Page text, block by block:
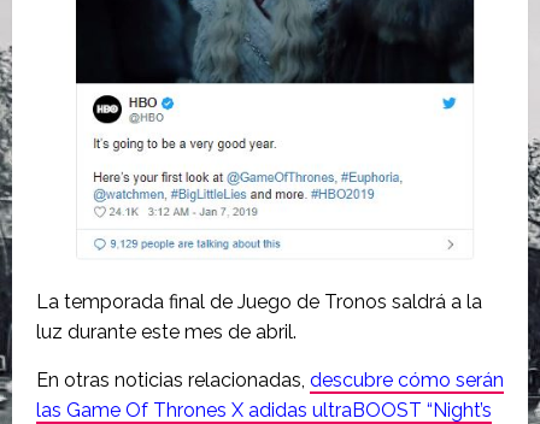
La temporada final de Juego de Tronos saldrá a la
luz durante este mes de abril.
En otras noticias relacionadas, descubre cómo serán
las Game Of Thrones X adidas ultraBOOST “Night’s